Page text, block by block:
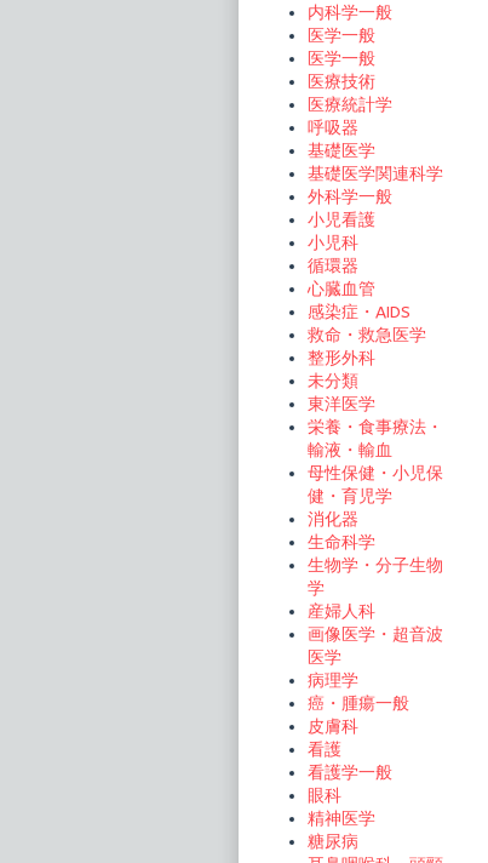
内科学一般
医学一般
医学一般
医療技術
医療統計学
呼吸器
基礎医学
基礎医学関連科学
外科学一般
小児看護
小児科
循環器
心臓血管
感染症・AIDS
救命・救急医学
整形外科
未分類
東洋医学
栄養・食事療法・
輸液・輸血
母性保健・小児保
健・育児学
消化器
生命科学
生物学・分子生物
学
産婦人科
画像医学・超音波
医学
病理学
癌・腫瘍一般
皮膚科
看護
看護学一般
眼科
精神医学
糖尿病